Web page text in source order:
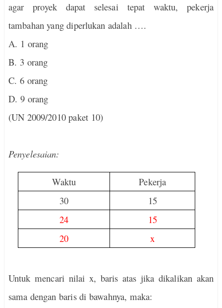
agar proyek dapat selesai tepat waktu, pekerja
tambahan yang diperlukan adalah ….
A. 1 orang
B. 3 orang
C. 6 orang
D. 9 orang
(UN 2009/2010 paket 10)
Penyelesaian:
Waktu
Pekerja
30
15
24
15
20
x
Untuk mencari nilai x, baris atas jika dikalikan akan
sama dengan baris di bawahnya, maka: